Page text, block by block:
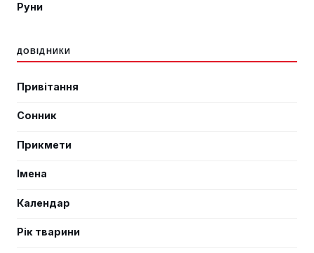
Руни
ДОВІДНИКИ
Привітання
Сонник
Прикмети
Імена
Календар
Рік тварини